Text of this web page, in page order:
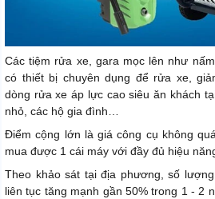
Các tiệm rửa xe, gara mọc lên như
có thiết bị chuyên dụng để rửa xe,
dòng rửa xe áp lực cao siêu ăn khách
nhỏ, các hộ gia đình…
Điểm cộng lớn là giá công cụ không
mua được 1 cái máy với đầy đủ hiệu
Theo khảo sát tại địa phương, số
liên tục tăng mạnh gần 50% trong 1 - 2